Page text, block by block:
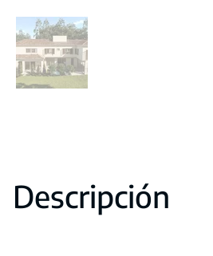
Descripción